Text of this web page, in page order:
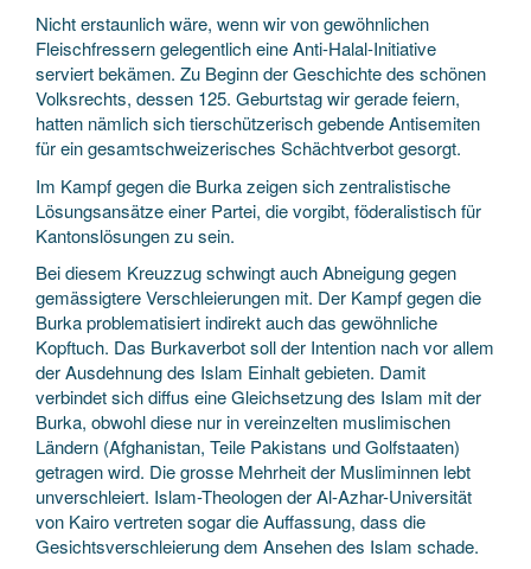
Nicht erstaunlich wäre, wenn wir von gewöhnlichen
Fleischfressern gelegentlich eine Anti-Halal-Initiative
serviert bekämen. Zu Beginn der Geschichte des schönen
Volksrechts, dessen 125. Geburtstag wir gerade feiern,
hatten nämlich sich tierschützerisch gebende Antisemiten
für ein gesamtschweizerisches Schächtverbot gesorgt.
Im Kampf gegen die Burka zeigen sich zentralistische
Lösungsansätze einer Partei, die vorgibt, föderalistisch für
Kantonslösungen zu sein.
Bei diesem Kreuzzug schwingt auch Abneigung gegen
gemässigtere Verschleierungen mit. Der Kampf gegen die
Burka problematisiert indirekt auch das gewöhnliche
Kopftuch. Das Burkaverbot soll der Intention nach vor allem
der Ausdehnung des Islam Einhalt gebieten. Damit
verbindet sich diffus eine Gleichsetzung des Islam mit der
Burka, obwohl diese nur in vereinzelten muslimischen
Ländern (Afghanistan, Teile Pakistans und Golfstaaten)
getragen wird. Die grosse Mehrheit der Musliminnen lebt
unverschleiert. Islam-Theologen der Al-Azhar-Universität
von Kairo vertreten sogar die Auffassung, dass die
Gesichtsverschleierung dem Ansehen des Islam schade.